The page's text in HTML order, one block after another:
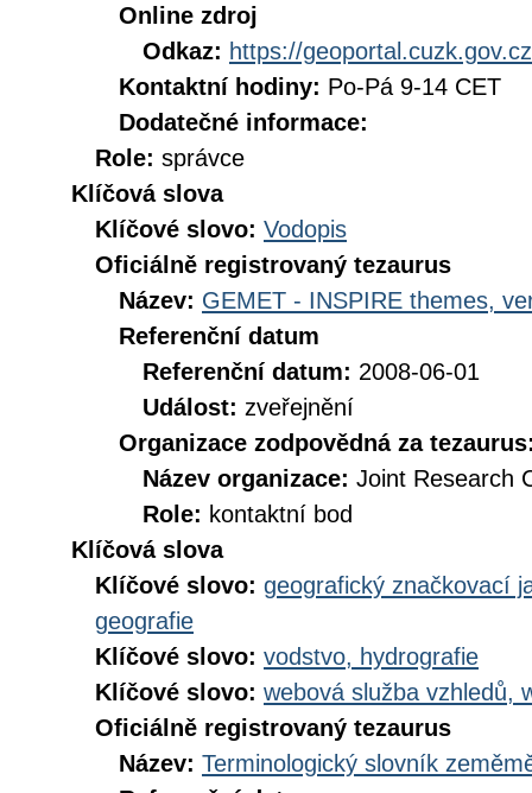
Online zdroj
Odkaz: https://geoportal.cuzk.gov.cz
Kontaktní hodiny: Po-Pá 9-14 CET
Dodatečné informace:
Role: správce
Klíčová slova
Klíčové slovo: Vodopis
Oficiálně registrovaný tezaurus
Název: GEMET - INSPIRE themes,
Referenční datum
Referenční datum: 2008-06-01
Událost: zveřejnění
Organizace zodpovědná za
Název organizace: Joint Research
Role: kontaktní bod
Klíčová slova
Klíčové slovo: geografický značkovací
geografie
Klíčové slovo: vodstvo, hydrografie
Klíčové slovo: webová služba vzhledů,
Oficiálně registrovaný tezaurus
Název: Terminologický slovník